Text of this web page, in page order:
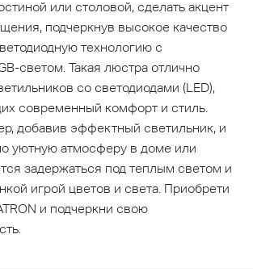
или столовой, сделать акцент
подчеркнув высокое качество
технологию с
светом. Такая люстра отлично
со светодиодами (LED),
современный комфорт и стиль.
добавив эффектный светильник, и
уютную атмосферу в доме или
задержаться под теплым светом и
игрой цветов и света. Приобрети
и подчеркни свою